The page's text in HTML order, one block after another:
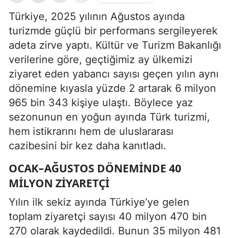
Türkiye, 2025 yılının Ağustos ayında
turizmde güçlü bir performans sergileyerek
adeta zirve yaptı. Kültür ve Turizm Bakanlığı
verilerine göre, geçtiğimiz ay ülkemizi
ziyaret eden yabancı sayısı geçen yılın aynı
dönemine kıyasla yüzde 2 artarak 6 milyon
965 bin 343 kişiye ulaştı. Böylece yaz
sezonunun en yoğun ayında Türk turizmi,
hem istikrarını hem de uluslararası
cazibesini bir kez daha kanıtladı.
OCAK–AĞUSTOS DÖNEMINDE 40
MILYON ZIYARETÇI
Yılın ilk sekiz ayında Türkiye’ye gelen
toplam ziyaretçi sayısı 40 milyon 470 bin
270 olarak kaydedildi. Bunun 35 milyon 481